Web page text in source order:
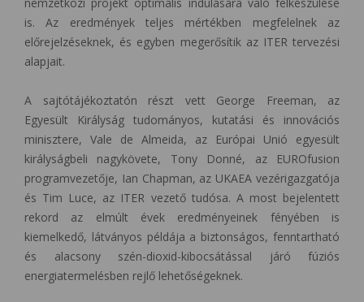
is. Az eredmények teljes mértékben megfelelnek az
előrejelzéseknek, és egyben megerősítik az ITER tervezési
alapjait.
A sajtótájékoztatón részt vett George Freeman, az
Egyesült Királyság tudományos, kutatási és innovációs
minisztere, Vale de Almeida, az Európai Unió egyesült
királyságbeli nagykövete, Tony Donné, az EUROfusion
programvezetője, Ian Chapman, az UKAEA vezérigazgatója
és Tim Luce, az ITER vezető tudósa. A most bejelentett
rekord az elmúlt évek eredményeinek fényében is
kiemelkedő, látványos példája a biztonságos, fenntartható
és alacsony szén-dioxid-kibocsátással járó fúziós
energiatermelésben rejlő lehetőségeknek.